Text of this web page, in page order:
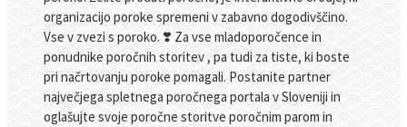
organizacijo poroke spremeni v zabavno dogodivščino.
Vse v zvezi s poroko. ❣️ Za vse mladoporočence in
ponudnike poročnih storitev , pa tudi za tiste, ki boste
pri načrtovanju poroke pomagali. Postanite partner
največjega spletnega poročnega portala v Sloveniji in
oglašujte svoje poročne storitve poročnim parom in